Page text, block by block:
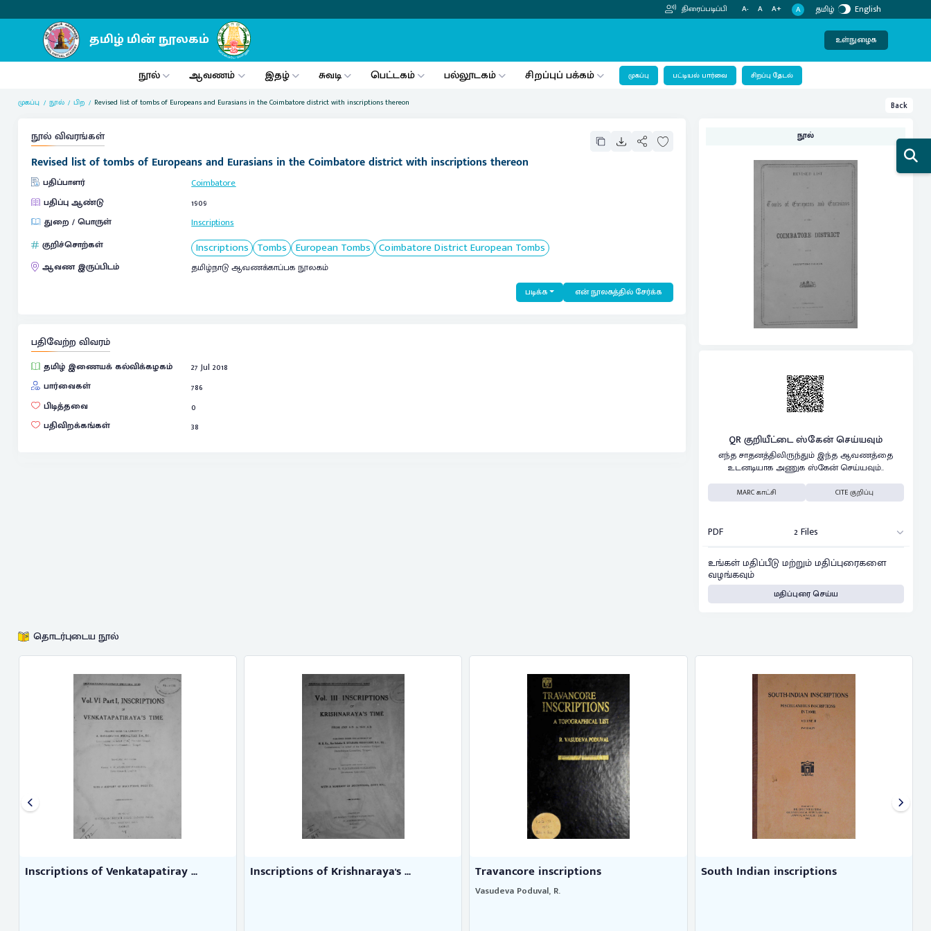
திரைப்படிப்பி A- A A+ A தமிழ் English
உள்நுழைக
நூல் ஆவணம் இதழ் சுவடி பெட்டகம் பல்லூடகம் சிறப்புப் பக்கம் முகப்பு பட்டியல் பார்வை சிறப்பு தேடல்
முகப்பு நூல் பிற Revised list of tombs of Europeans and Eurasians in the Coimbatore district with inscriptions thereon Back
நூல் விவரங்கள்
Revised list of tombs of Europeans and Eurasians in the Coimbatore district with inscriptions thereon
பதிப்பாளர்
Coimbatore
பதிப்பு ஆண்டு
1909
துறை / பொருள்
Inscriptions
குறிச்சொற்கள்
Inscriptions Tombs European Tombs Coimbatore District European Tombs
ஆவண இருப்பிடம் தமிழ்நாடு ஆவணக்காப்பக நூலகம்
படிக்க என் நூலகத்தில் சேர்க்க
பதிவேற்ற விவரம்
தமிழ் இணையக் கல்விக்கழகம்
27 Jul 2018
பார்வைகள்
786
பிடித்தவை
0
பதிவிறக்கங்கள்
38
நூல்
QR குறியீட்டை ஸ்கேன் செய்யவும்
எந்த சாதனத்திலிருந்தும் இந்த ஆவணத்தை
உடனடியாக அணுக ஸ்கேன் செய்யவும்..
MARC காட்சி CITE குறிப்பு
PDF 2 Files
உங்கள் மதிப்பீடு மற்றும் மதிப்புரைகளை
வழங்கவும்
மதிப்புரை செய்ய
தொடர்புடைய நூல்
Inscriptions of Krishnaraya's ... Travancore inscriptions South Indian inscriptions South Indian inscriptions